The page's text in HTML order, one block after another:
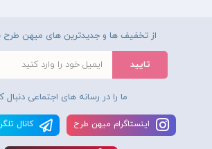
از تخفیف ها و جدیدترین های میهن طرح
ما را در رسانه های اجتماعی دنبال
اينستاگرام ميهن طرح کانال